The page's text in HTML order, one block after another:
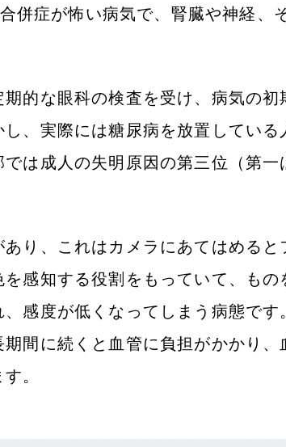
併症が怖い病気で、腎臓や神経、
的な眼科の検査を受け、病気の
、実際には糖尿病を放置している
は成人の失明原因の第三位（第
り、これはカメラにあてはめる
感知する役割をもっていて、も
感度が低くなってしまう病態で
間に続くと血管に負担がかかり、
。